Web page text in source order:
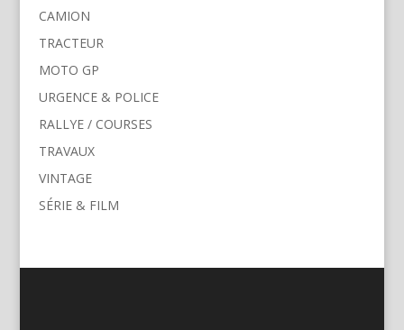
CAMION
TRACTEUR
MOTO GP
URGENCE & POLICE
RALLYE / COURSES
TRAVAUX
VINTAGE
SÉRIE & FILM